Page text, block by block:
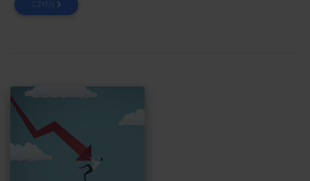
CZYTAJ